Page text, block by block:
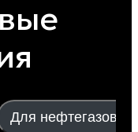
Для нефтегазовой